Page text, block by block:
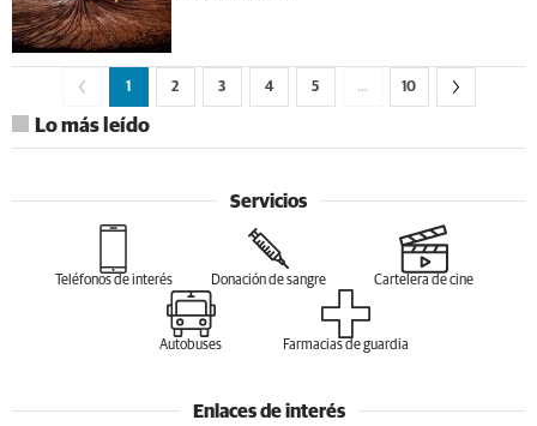
1 2 3 4 5 … 10
Lo más leído
Servicios
Teléfonos de interés Donación de sangre Cartelera de cine
Autobuses Farmacias de guardia
Enlaces de interés